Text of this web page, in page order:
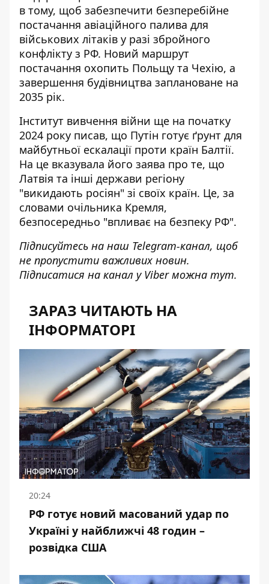
в тому, щоб забезпечити безперебійне
постачання авіаційного палива для
військових літаків у разі збройного
конфлікту з РФ. Новий маршрут
постачання охопить Польщу та Чехію, а
завершення будівництва заплановане на
2035 рік.
Інститут вивчення війни ще на початку
2024 року писав, що Путін готує ґрунт для
майбутньої ескалації проти країн Балтії.
На це вказувала його заява про те, що
Латвія та інші держави регіону
"викидають росіян" зі своїх країн. Це, за
словами очільника Кремля,
безпосередньо "впливає на безпеку РФ".
Підписуйтесь на наш Telegram-канал, щоб
не пропустити важливих новин.
Підписатися на канал у Viber можна тут.
ЗАРАЗ ЧИТАЮТЬ НА
ІНФОРМАТОРІ
20:24
РФ готує новий масований удар по
Україні у найближчі 48 годин –
розвідка США